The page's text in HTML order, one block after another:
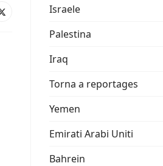
Israele
Palestina
Iraq
Torna a reportages
Yemen
Emirati Arabi Uniti
Bahrein